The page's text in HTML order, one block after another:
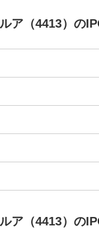
ア（4413）の
ア（4413）の